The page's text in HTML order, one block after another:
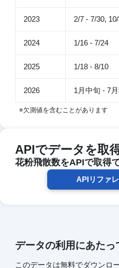
2023 2/7 - 7/30,
2024 1/16 - 7/24
2025 1/18 - 8/10
2026 1月中旬 - 7
※欠測値を含むことがあります
APIでデータを取
花粉飛散数をAPIで取得
APIリファ
データの利用にあたっ
このデータは無料でダウンロ